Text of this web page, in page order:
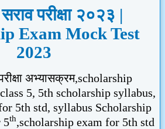
सराव परीक्षा २०२३ |
Exam Mock Test
2023
अभ्यासक्रम,scholarship
5, 5th scholarship syllabus,
5th std, syllabus Scholarship
5th,scholarship exam for 5th std